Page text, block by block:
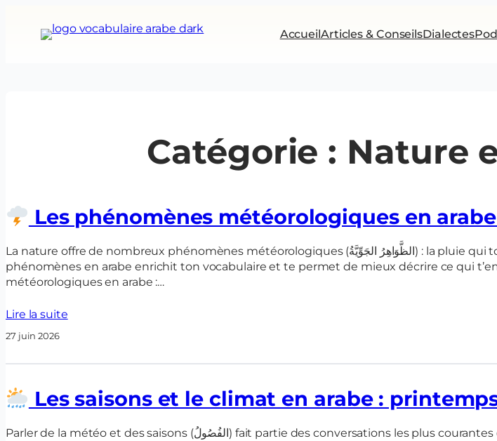
contenu
AccueilArticles & ConseilsDialectes
Catégorie : Nature
Les phénomènes météorologiques en
La nature offre de nombreux phénomènes météorologiques (الظَّوَاهِرُ الجَوِّيَّةُ) : la pluie qui tombe, le vent qui souffle, l’éclair qui illumine le ciel… Savoir nommer ces
phénomènes en arabe enrichit ton vocabulaire et te permet de mieux décrire ce qui
météorologiques en arabe :…
Lire la suite
27 juin 2026
Les saisons et le climat en arabe :
Parler de la météo et des saisons (الفُصُولُ) fait partie des conversations les plus courantes du quotidien. Que tu veuilles décrire le temps qu’il fait, parler de ta saison